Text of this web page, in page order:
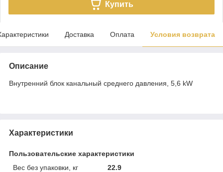
Купить
Доставка Оплата Условия возврата
Описание
Внутренний блок канальный среднего давления, 5,6 kW
Характеристики
Пользовательские характеристики
Вес без упаковки, кг
22.9